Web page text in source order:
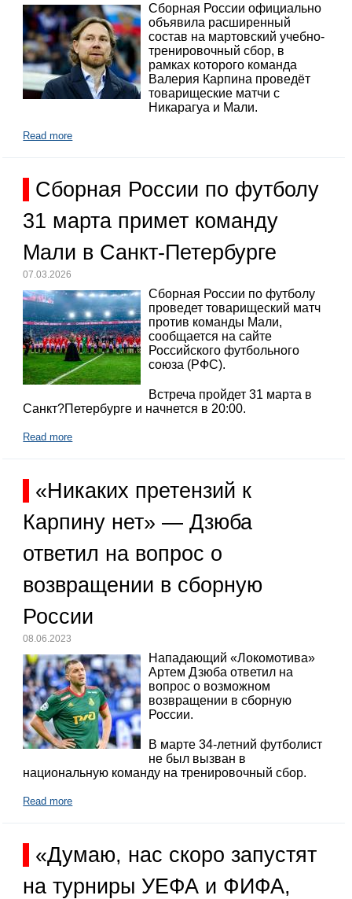
Сборная России официально
объявила расширенный
состав на мартовский учебно-
тренировочный сбор, в
рамках которого команда
Валерия Карпина проведёт
товарищеские матчи с
Никарагуа и Мали.
Read more
Сборная России по футболу
31 марта примет команду
Мали в Санкт-Петербурге
07.03.2026
Сборная России по футболу
проведет товарищеский матч
против команды Мали,
сообщается на сайте
Российского футбольного
союза (РФС).
Встреча пройдет 31 марта в
Санкт?Петербурге и начнется в 20:00.
Read more
«Никаких претензий к
Карпину нет» — Дзюба
ответил на вопрос о
возвращении в сборную
России
08.06.2023
Нападающий «Локомотива»
Артем Дзюба ответил на
вопрос о возможном
возвращении в сборную
России.
В марте 34-летний футболист
не был вызван в
национальную команду на тренировочный сбор.
Read more
«Думаю, нас скоро запустят
на турниры УЕФА и ФИФА,